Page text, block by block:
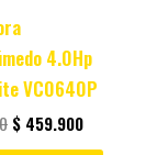
4.0Hp
VC0640P
$ 459.900